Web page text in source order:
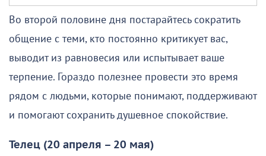
Во второй половине дня постарайтесь сократить
общение с теми, кто постоянно критикует вас,
выводит из равновесия или испытывает ваше
терпение. Гораздо полезнее провести это время
рядом с людьми, которые понимают, поддерживают
и помогают сохранить душевное спокойствие.
Телец (20 апреля – 20 мая)